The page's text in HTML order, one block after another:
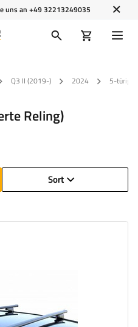
uns an +49 32213249035
Q3 II (2019-) 2024 5-türiger
Reling)
Sort